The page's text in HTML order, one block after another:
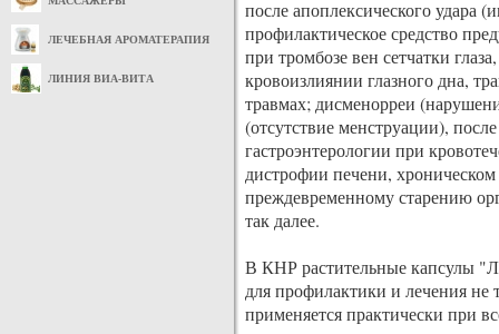
ЛЕЧЕБНАЯ АРОМАТЕРАПИЯ
ЛИНИЯ ВИА-ВИТА
после апоплексического удара
профилактическое средство
при тромбозе вен сетчатки
кровоизлиянии глазного дна,
травмах; дисменорреи
(отсутствие менструации),
гастроэнтерологии при
дистрофии печени, хроническом
преждевременному старению
так далее.
В КНР растительные капсулы
для профилактики и лечения не
применяется практически при